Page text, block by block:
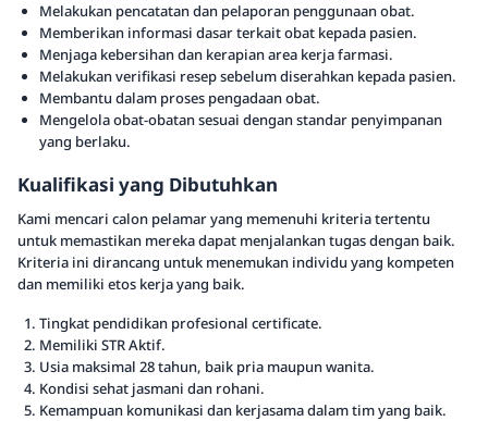
Melakukan pencatatan dan pelaporan penggunaan obat.
Memberikan informasi dasar terkait obat kepada pasien.
Menjaga kebersihan dan kerapian area kerja farmasi.
Melakukan verifikasi resep sebelum diserahkan kepada pasien.
Membantu dalam proses pengadaan obat.
Mengelola obat-obatan sesuai dengan standar penyimpanan
yang berlaku.
Kualifikasi yang Dibutuhkan
Kami mencari calon pelamar yang memenuhi kriteria tertentu
untuk memastikan mereka dapat menjalankan tugas dengan baik.
Kriteria ini dirancang untuk menemukan individu yang kompeten
dan memiliki etos kerja yang baik.
Tingkat pendidikan profesional certificate.
Memiliki STR Aktif.
Usia maksimal 28 tahun, baik pria maupun wanita.
Kondisi sehat jasmani dan rohani.
Kemampuan komunikasi dan kerjasama dalam tim yang baik.